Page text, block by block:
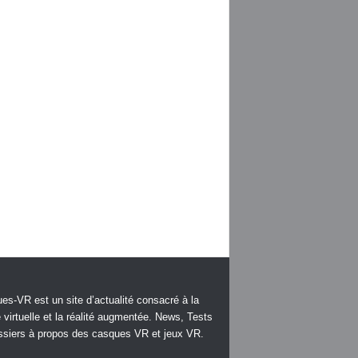
VR est un site d’actualité consacré à la
virtuelle et la réalité augmentée. News, Tests
à propos des casques VR et jeux VR.